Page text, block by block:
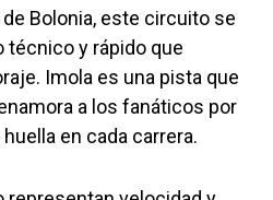
Bolonia, este circuito se
técnico y rápido que
Imola es una pista que
a los fanáticos por
en cada carrera.